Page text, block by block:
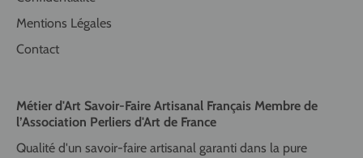
Mentions Légales
Contact
Métier d'Art Savoir-Faire Artisanal Français Membre de
l’Association Perliers d'Art de France
Qualité d'un savoir-faire artisanal garanti dans la pure